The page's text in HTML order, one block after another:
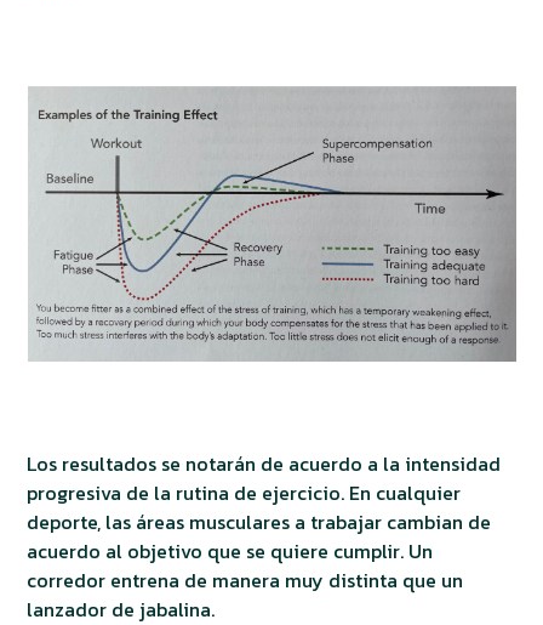
Los resultados se notarán de acuerdo a la intensidad
progresiva de la rutina de ejercicio. En cualquier
deporte, las áreas musculares a trabajar cambian de
acuerdo al objetivo que se quiere cumplir. Un
corredor entrena de manera muy distinta que un
lanzador de jabalina.